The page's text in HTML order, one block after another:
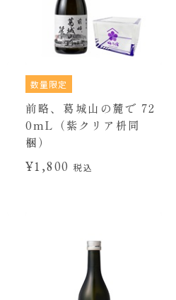
数量限定
前略、葛城山の麓で 72
0mL（紫クリア枡同
梱）
¥1,800 税込